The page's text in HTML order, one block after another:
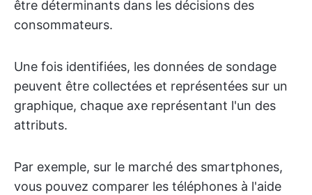
être déterminants dans les décisions des
consommateurs.
Une fois identifiées, les données de sondage
peuvent être collectées et représentées sur un
graphique, chaque axe représentant l'un des
attributs.
Par exemple, sur le marché des smartphones,
vous pouvez comparer les téléphones à l'aide